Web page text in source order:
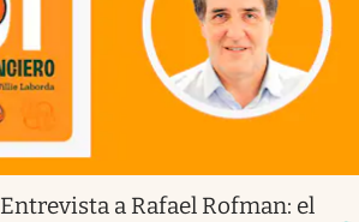
Entrevista a Rafael Rofman: el